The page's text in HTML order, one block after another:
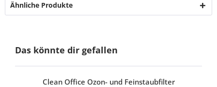
Ähnliche Produkte
Das könnte dir gefallen
Clean Office Ozon- und Feinstaubfilter